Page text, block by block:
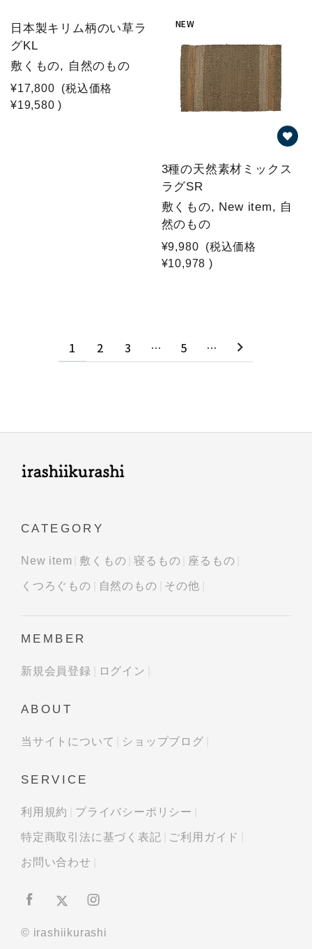
日本製キリム柄のい草ラ
グKL
敷くもの, 自然のもの
¥17,800
(税込価格
¥19,580 )
NEW
3種の天然素材ミックス
ラグSR
敷くもの, New item, 自
然のもの
¥9,980
(税込価格
¥10,978 )
1 2 3 … 5 …
CATEGORY
New item 敷くもの 寝るもの 座るもの
くつろぐもの 自然のもの その他
MEMBER
新規会員登録 ログイン
ABOUT
当サイトについて ショップブログ
SERVICE
利用規約 プライバシーポリシー
特定商取引法に基づく表記 ご利用ガイド
お問い合わせ
© irashiikurashi